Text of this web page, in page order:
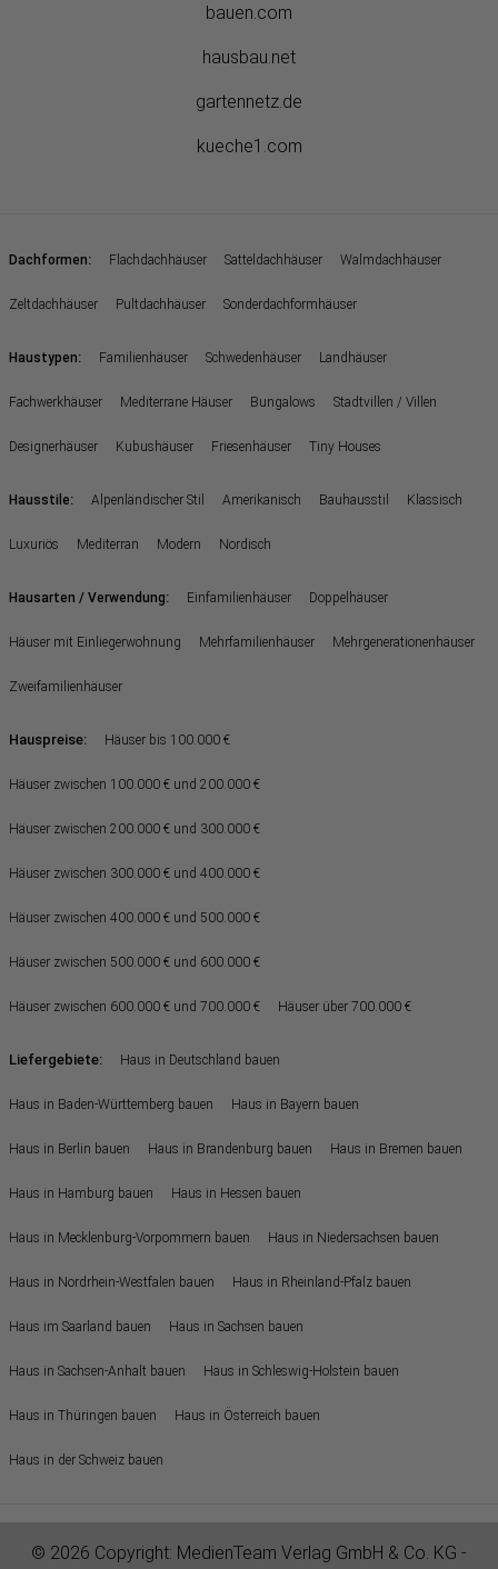
bauen.com
hausbau.net
gartennetz.de
kueche1.com
Dachformen: Flachdachhäuser Satteldachhäuser Walmdachhäuser
Zeltdachhäuser Pultdachhäuser Sonderdachformhäuser
Haustypen: Familienhäuser Schwedenhäuser Landhäuser
Fachwerkhäuser Mediterrane Häuser Bungalows Stadtvillen / Villen
Designerhäuser Kubushäuser Friesenhäuser Tiny Houses
Hausstile: Alpenländischer Stil Amerikanisch Bauhausstil Klassisch
Luxuriös Mediterran Modern Nordisch
Hausarten / Verwendung: Einfamilienhäuser Doppelhäuser
Häuser mit Einliegerwohnung Mehrfamilienhäuser Mehrgenerationenhäuser
Zweifamilienhäuser
Hauspreise: Häuser bis 100.000 €
Häuser zwischen 100.000 € und 200.000 €
Häuser zwischen 200.000 € und 300.000 €
Häuser zwischen 300.000 € und 400.000 €
Häuser zwischen 400.000 € und 500.000 €
Häuser zwischen 500.000 € und 600.000 €
Häuser zwischen 600.000 € und 700.000 € Häuser über 700.000 €
Liefergebiete: Haus in Deutschland bauen
Haus in Baden-Württemberg bauen Haus in Bayern bauen
Haus in Berlin bauen Haus in Brandenburg bauen Haus in Bremen bauen
Haus in Hamburg bauen Haus in Hessen bauen
Haus in Mecklenburg-Vorpommern bauen Haus in Niedersachsen bauen
Haus in Nordrhein-Westfalen bauen Haus in Rheinland-Pfalz bauen
Haus im Saarland bauen Haus in Sachsen bauen
Haus in Sachsen-Anhalt bauen Haus in Schleswig-Holstein bauen
Haus in Thüringen bauen Haus in Österreich bauen
Haus in der Schweiz bauen
© 2026 Copyright: MedienTeam Verlag GmbH & Co. KG -